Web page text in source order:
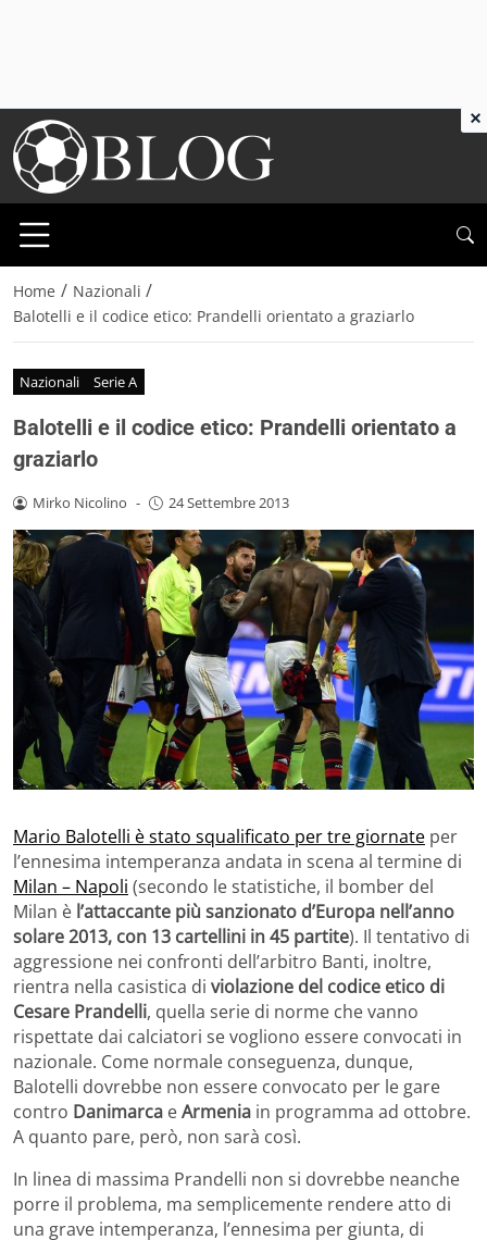
Home / Nazionali /
Balotelli e il codice etico: Prandelli orientato a graziarlo
Nazionali Serie A
Balotelli e il codice etico: Prandelli orientato a
graziarlo
Mirko Nicolino - 24 Settembre 2013
Mario Balotelli è stato squalificato per tre giornate per
l’ennesima intemperanza andata in scena al termine di
Milan – Napoli (secondo le statistiche, il bomber del
Milan è l’attaccante più sanzionato d’Europa nell’anno
solare 2013, con 13 cartellini in 45 partite). Il tentativo di
aggressione nei confronti dell’arbitro Banti, inoltre,
rientra nella casistica di violazione del codice etico di
Cesare Prandelli, quella serie di norme che vanno
rispettate dai calciatori se vogliono essere convocati in
nazionale. Come normale conseguenza, dunque,
Balotelli dovrebbe non essere convocato per le gare
contro Danimarca eArmenia in programma ad ottobre.
A quanto pare, però, non sarà così.
In linea di massima Prandelli non si dovrebbe neanche
porre il problema, ma semplicemente rendere atto di
una grave intemperanza, l’ennesima per giunta, di
×